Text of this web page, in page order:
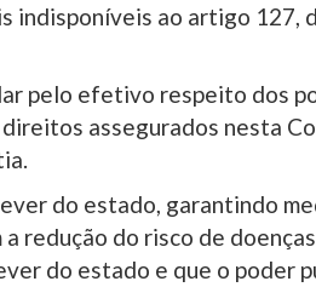
indisponíveis ao artigo 127,
pelo efetivo respeito dos
assegurados nesta
do estado, garantindo
redução do risco de
do estado e que o poder